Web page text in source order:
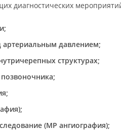
диагностических
артериальным давлением;
структурах;
(МР ангиография);